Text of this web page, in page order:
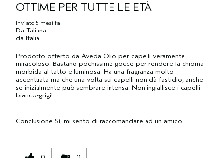
OTTIME PER TUTTE LE ETÀ
Inviato 5 mesi fa
Da Taliana
da Italia
Prodotto offerto da Aveda Olio per capelli veramente
miracoloso. Bastano pochissime gocce per rendere la chioma
morbida al tatto e luminosa. Ha una fragranza molto
accentuata ma che una volta sui capelli non dà fastidio, anche
se inizialmente può sembrare intensa. Non ingiallisce i capelli
bianco-grigi!
Conclusione Sì, mi sento di raccomandare ad un amico